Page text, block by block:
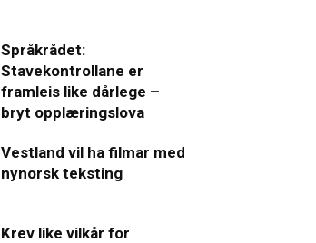
Språkrådet:
Stavekontrollane er
framleis like dårlege –
bryt opplæringslova
Vestland vil ha filmar med
nynorsk teksting
Krev like vilkår for